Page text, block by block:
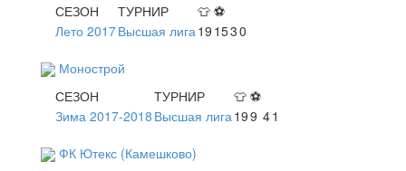
СЕЗОН
ТУРНИР 👕 ⚽
Лето 2017Высшая лига 19 1530
Монострой
СЕЗОН
ТУРНИР 👕 ⚽
Зима 2017-2018 Высшая лига 199 41
ФК Ютекс (Камешково)